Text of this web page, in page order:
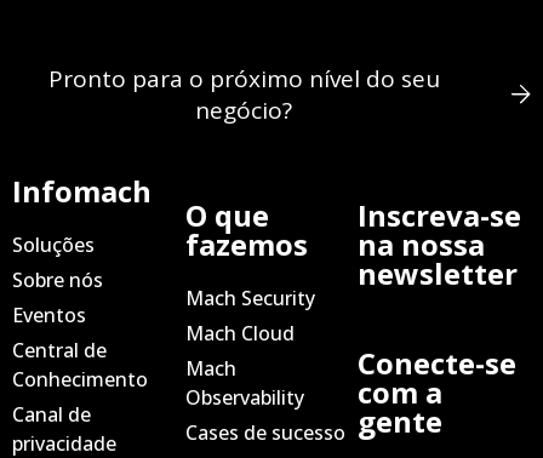
Pronto para o próximo nível do seu
negócio?
Infomach
Soluções
Sobre nós
Eventos
Central de
Conhecimento
Canal de
privacidade
O que
fazemos
Mach Security
Mach Cloud
Mach
Observability
Cases de sucesso
Inscreva-se
na nossa
newsletter
Conecte-se
com a
gente